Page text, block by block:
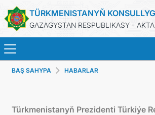
TÜRKMENISTANYŇ
GAZAGYSTAN RESPUBLIKASY -
BAŞ SAHYPA
BAŞ SAHYPA HABARLAR
Türkmenistanyň Prezidenti Türkiýe